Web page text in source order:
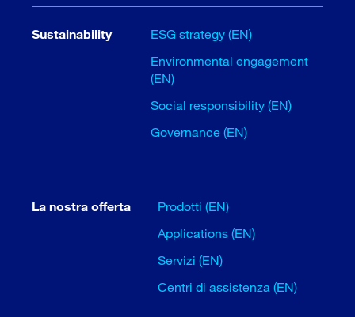
Sustainability
ESG strategy (EN)
Environmental engagement
(EN)
Social responsibility (EN)
Governance (EN)
La nostra offerta
Prodotti (EN)
Applications (EN)
Servizi (EN)
Centri di assistenza (EN)